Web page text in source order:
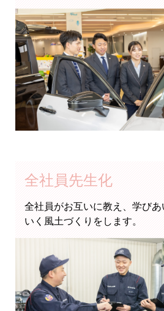
全社員先生化
全社員がお互いに教え、学び
いく風土づくりをします。